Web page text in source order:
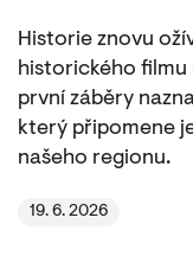
Historie znovu
historického filmu
první záběry
který připomene
našeho regionu.
19. 6. 2026